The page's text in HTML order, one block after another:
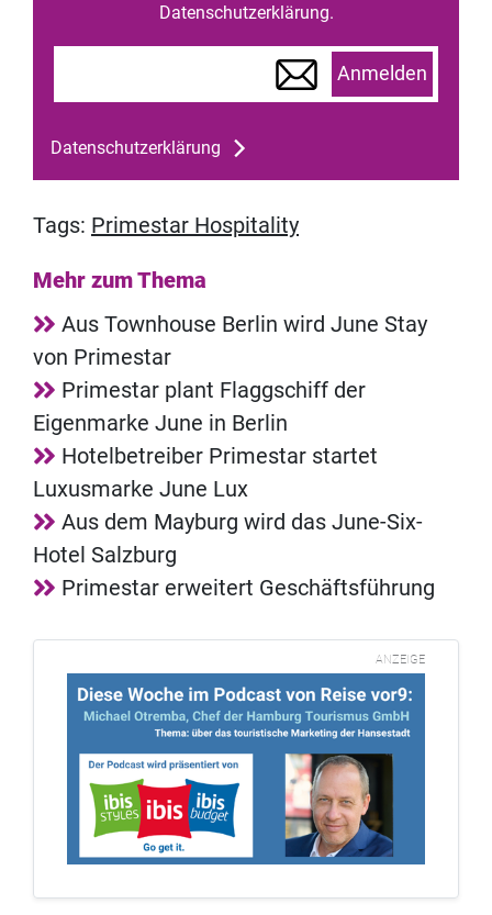
Datenschutzerklärung.
Anmelden
Datenschutzerklärung
Tags: Primestar Hospitality
Mehr zum Thema
Aus Townhouse Berlin wird June Stay
von Primestar
Primestar plant Flaggschiff der
Eigenmarke June in Berlin
Hotelbetreiber Primestar startet
Luxusmarke June Lux
Aus dem Mayburg wird das June-Six-
Hotel Salzburg
Primestar erweitert Geschäftsführung
ANZEIGE